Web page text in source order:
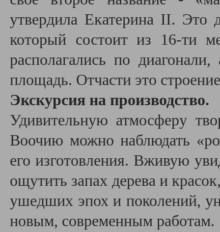
утвердила Екатерина II. Это
который состоит из 16-ти
располагались по
площадь. Отчасти это
Экскурсия на производство.
Удивительную атмосферу
Воочию можно наблюдать
его изготовления. Вживую
ощутить запах дерева и
ушедших эпох и поколений,
новым, современным работам.